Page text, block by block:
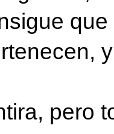
pero